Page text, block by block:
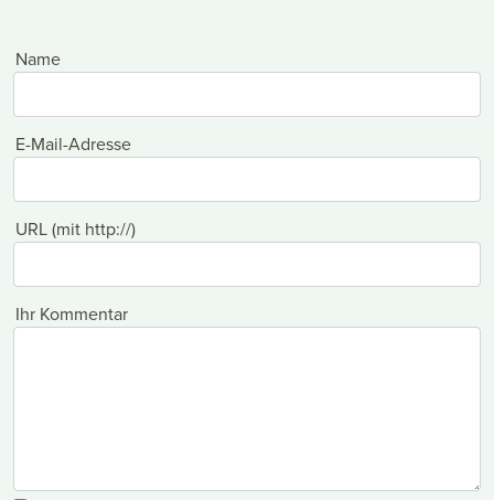
Name
E-Mail-Adresse
URL (mit http://)
Ihr Kommentar